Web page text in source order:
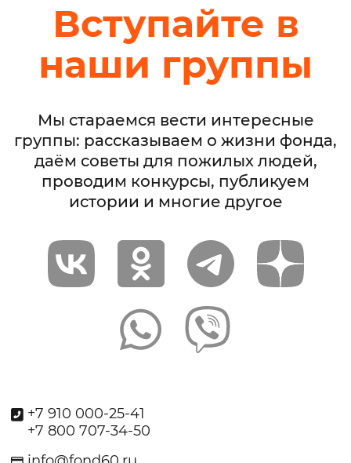
Вступайте в
наши группы
Мы стараемся вести интересные
группы: рассказываем о жизни фонда,
даём советы для пожилых людей,
проводим конкурсы, публикуем
истории и многие другое
+7 910 000-25-41
+7 800 707-34-50